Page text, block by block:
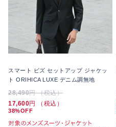
スマート ビズ セットアップ ジャケッ
ト ORIHICA LUXE デニム調無地
28,490円 （税込）
17,600円 （税込）
38%OFF